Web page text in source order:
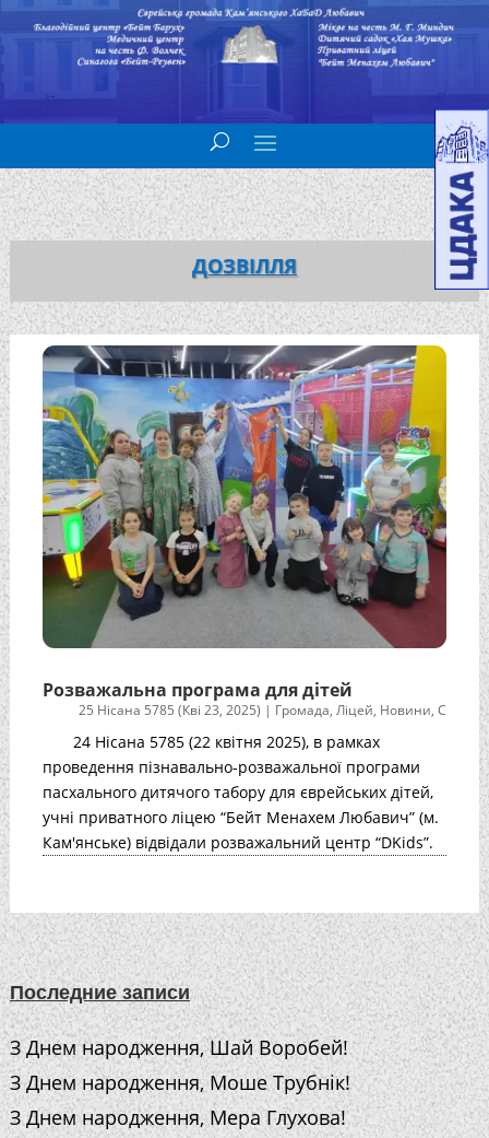
ДОЗВІЛЛЯ
Розважальна програма для дітей
25 Нісана 5785 (Кві 23, 2025) | Громада,Ліцей, Новини,С
24 Нісана 5785 (22 квітня 2025), в рамках
проведення пізнавально-розважальної програми
пасхального дитячого табору для єврейських дітей,
учні приватного ліцею “Бейт Менахем Любавич” (м.
Кам'янське) відвідали розважальний центр “DKids”.
Последние записи
З Днем народження, Шай Воробей!
З Днем народження, Моше Трубнік!
З Днем народження, Мера Глухова!